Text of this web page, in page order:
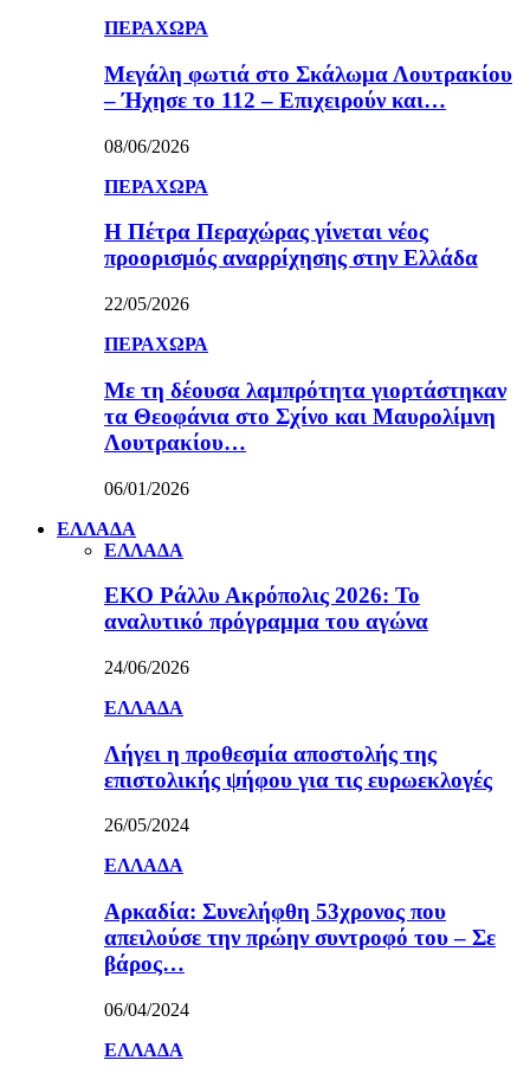
ΠΕΡΑΧΩΡΑ
Μεγάλη φωτιά στο Σκάλωμα Λουτρακίου
– Ήχησε το 112 – Επιχειρούν και…
08/06/2026
ΠΕΡΑΧΩΡΑ
Η Πέτρα Περαχώρας γίνεται νέος
προορισμός αναρρίχησης στην Ελλάδα
22/05/2026
ΠΕΡΑΧΩΡΑ
Με τη δέουσα λαμπρότητα γιορτάστηκαν
τα Θεοφάνια στο Σχίνο και Μαυρολίμνη
Λουτρακίου…
06/01/2026
ΕΛΛΑΔΑ
ΕΛΛΑΔΑ
ΕΚΟ Ράλλυ Ακρόπολις 2026: Το
αναλυτικό πρόγραμμα του αγώνα
24/06/2026
ΕΛΛΑΔΑ
Λήγει η προθεσμία αποστολής της
επιστολικής ψήφου για τις ευρωεκλογές
26/05/2024
ΕΛΛΑΔΑ
Αρκαδία: Συνελήφθη 53χρονος που
απειλούσε την πρώην συντροφό του – Σε
βάρος…
06/04/2024
ΕΛΛΑΔΑ